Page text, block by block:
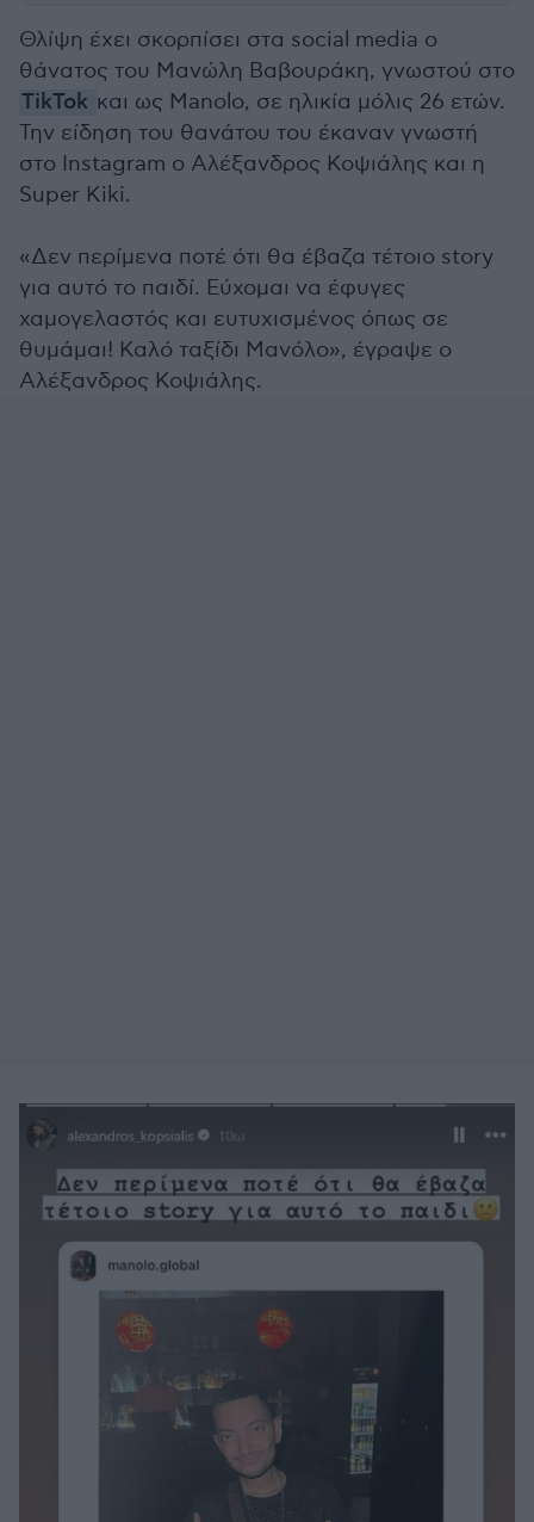
Θλίψη έχει σκορπίσει στα social media ο
θάνατος του Μανώλη Βαβουράκη, γνωστού στο
TikTok και ως Manolo, σε ηλικία μόλις 26 ετών.
Την είδηση του θανάτου του έκαναν γνωστή
στο Instagram ο Αλέξανδρος Κοψιάλης και η
Super Kiki.
«Δεν περίμενα ποτέ ότι θα έβαζα τέτοιο story
για αυτό το παιδί. Εύχομαι να έφυγες
χαμογελαστός και ευτυχισμένος όπως σε
θυμάμαι! Καλό ταξίδι Μανόλο», έγραψε ο
Αλέξανδρος Κοψιάλης.